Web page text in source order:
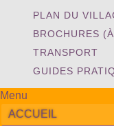
PLAN DU
BROCHURES
TRANSPORT
GUIDES
Menu
ACCUEIL